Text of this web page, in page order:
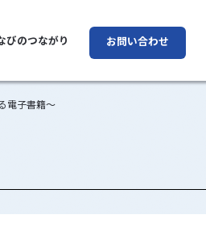
びのつながり お問い合わせ
電子書籍～